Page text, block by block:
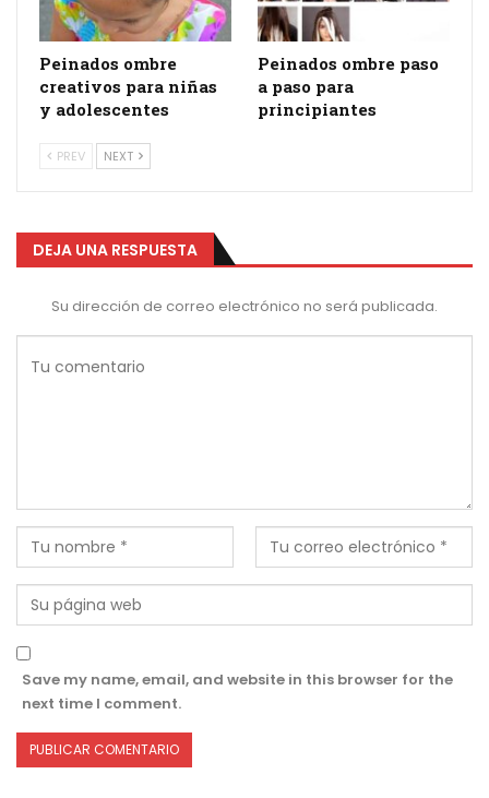
Peinados ombre
creativos para niñas
y adolescentes
Peinados ombre paso
a paso para
principiantes
PREV NEXT
DEJA UNA RESPUESTA
Su dirección de correo electrónico no será publicada.
Save my name, email, and website in this browser for the
next time I comment.